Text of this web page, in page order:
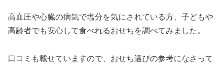
高血圧や心臓の病気で塩分を気にされている方、子どもや
高齢者でも安心して食べれるおせちを調べてみました。
口コミも載せていますので、おせち選びの参考になさって